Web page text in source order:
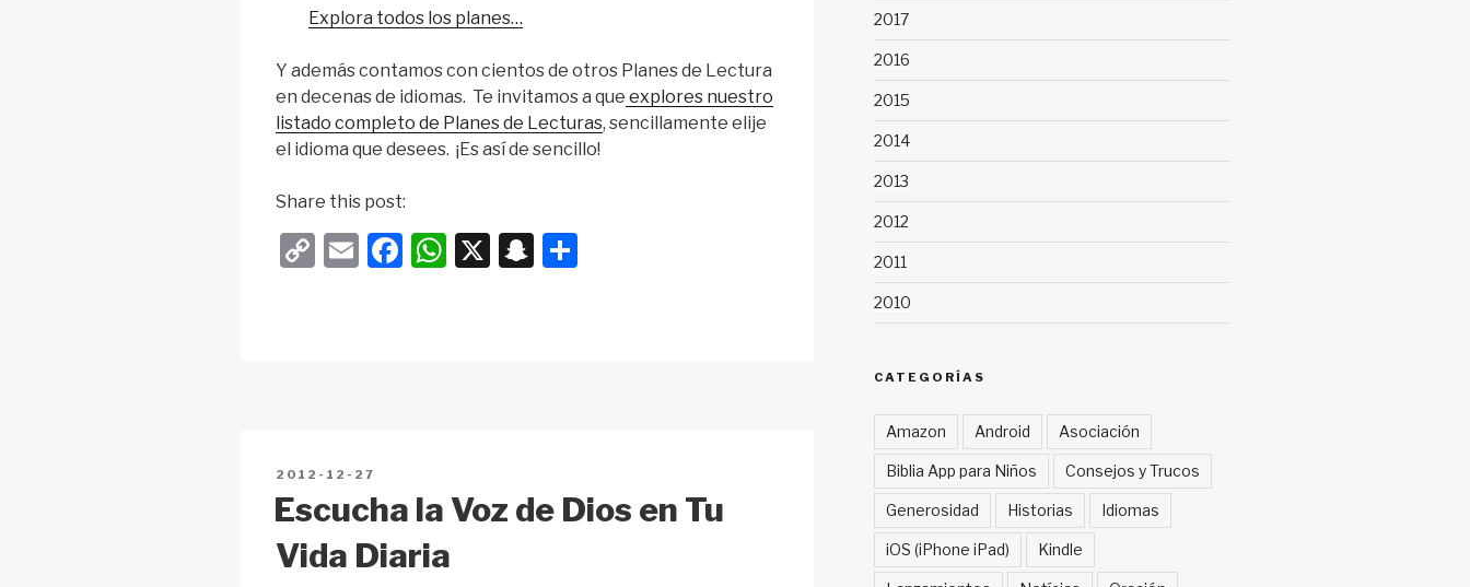
Explora todos los planes…
Y además contamos con cientos de otros Planes de Lectura
en decenas de idiomas. Te invitamos a que explores nuestro
listado completo de Planes de Lecturas, sencillamente elije
el idioma que desees. ¡Es así de sencillo!
Share this post:
C
k
E
F
k
W X
S
POSTED
2012-12-27
Escucha la Voz de Dios en Tu
Vida Diaria
2017
2016
2015
2014
2013
2012
2011
2010
CATEGORÍAS
Amazon Android Asociación
Biblia App para Niños Consejos y Trucos
Generosidad Historias Idiomas
iOS (iPhone iPad) Kindle